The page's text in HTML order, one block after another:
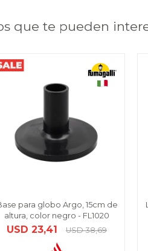
que te pueden
para globo Argo, 15cm de
altura, color negro - FL1020
USD 23,41 USD 38,69